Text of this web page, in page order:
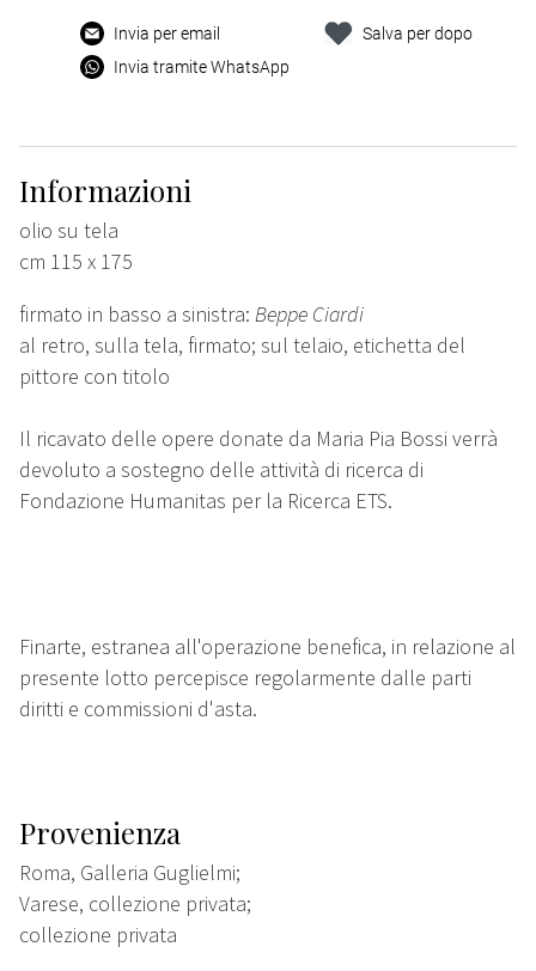
Invia per email
Invia tramite WhatsApp
Salva per dopo
Informazioni
olio su tela
cm 115 x 175
firmato in basso a sinistra: Beppe Ciardi
al retro, sulla tela, firmato; sul telaio, etichetta del
pittore con titolo
Il ricavato delle opere donate da Maria Pia Bossi verrà
devoluto a sostegno delle attività di ricerca di
Fondazione Humanitas per la Ricerca ETS.
Finarte, estranea all'operazione benefica, in relazione al
presente lotto percepisce regolarmente dalle parti
diritti e commissioni d'asta.
Provenienza
Roma, Galleria Guglielmi;
Varese, collezione privata;
collezione privata